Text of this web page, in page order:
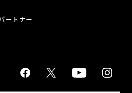
ートナー